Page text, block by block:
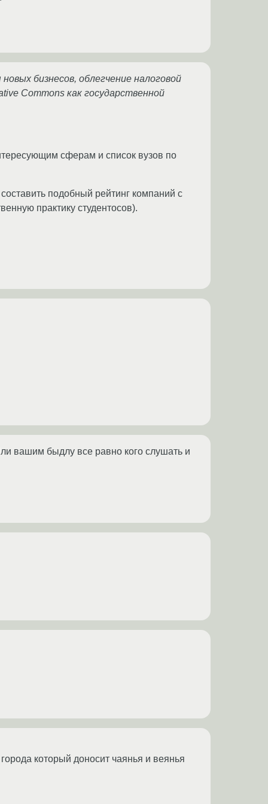
бизнесов, облегчение налоговой
Commons как государственной
сферам и список вузов по
подобный рейтинг компаний с
практику студентосов).
вашим быдлу все равно кого слушать и
который доносит чаянья и веянья